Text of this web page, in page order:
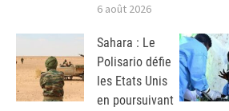
6 août 2026
Sahara : Le
Polisario défie
les Etats Unis
en poursuivant